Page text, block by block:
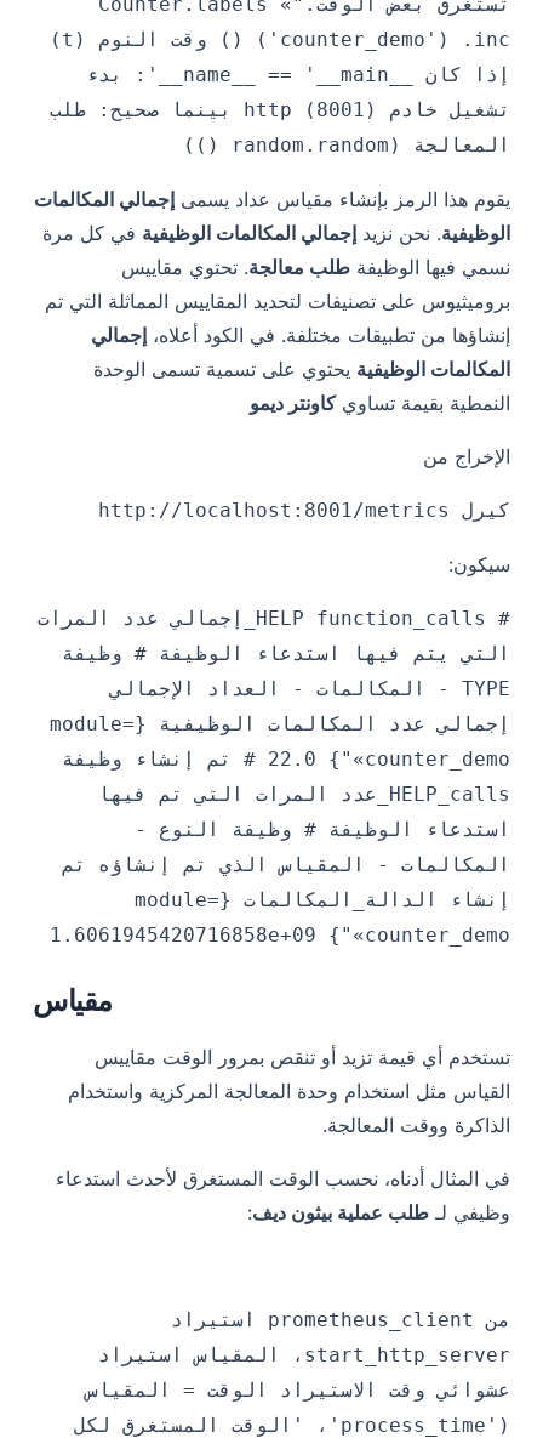
('counter_demo') .inc () وقت النوم (t)
إذا كان __name__ == '__main__': بدء
تشغيل خادم http (8001) بينما صحيح: طلب
المعالجة (random.random ())
يقوم هذا الرمز بإنشاء مقياس عداد يسمىإجمالي المكالمات
الوظيفية. نحن نزيدإجمالي المكالمات الوظيفية في كل مرة
نسمي فيها الوظيفةطلب معالجة. تحتوي مقاييس
بروميثيوس على تصنيفات لتحديد المقاييس المماثلة التي تم
إنشاؤها من تطبيقات مختلفة. في الكود أعلاه،إجمالي
المكالمات الوظيفية يحتوي على تسمية تسمى الوحدة
النمطية بقيمة تساويكاونتر ديمو
الإخراج من
كيرل http://localhost:8001/metrics
سيكون:
# HELP function_calls_إجمالي عدد المرات
التي يتم فيها استدعاء الوظيفة # وظيفة
TYPE - المكالمات - العداد الإجمالي
إجمالي عدد المكالمات الوظيفية {module=
«counter_demo"} 22.0 # تم إنشاء وظيفة
HELP_calls_عدد المرات التي تم فيها
استدعاء الوظيفة # وظيفة النوع -
المكالمات - المقياس الذي تم إنشاؤه تم
إنشاء الدالة_المكالمات {module=
«counter_demo"} 1.6061945420716858e+09
مقياس
تستخدم أي قيمة تزيد أو تنقص بمرور الوقت مقاييس
القياس مثل استخدام وحدة المعالجة المركزية واستخدام
الذاكرة ووقت المعالجة.
في المثال أدناه، نحسب الوقت المستغرق لأحدث استدعاء
وظيفي لـطلب عملية بيثون ديف:
من prometheus_client استيراد
start_http_server، المقياس استيراد
عشوائي وقت الاستيراد الوقت = المقياس
('process_time'، 'الوقت المستغرق لكل